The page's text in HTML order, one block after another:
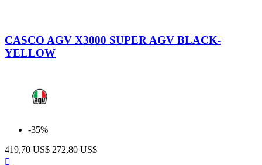
Black-
Yellow
CASCO AGV X3000 SUPER AGV BLACK-
YELLOW
-35%
419,70 US$ 272,80 US$
